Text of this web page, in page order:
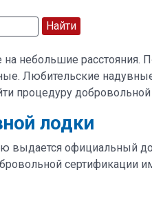
небольшие расстояния.
Любительские
процедуру
лодки
выдается официальный
сертификации